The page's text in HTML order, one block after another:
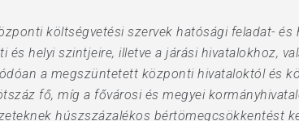
költségvetési szervek hatósági feladat-
és helyi szintjeire, illetve a járási hivatalokhoz,
a megszüntetett központi hivataloktól és
fő, míg a fővárosi és megyei
húszszázalékos bértömegcsökkentést